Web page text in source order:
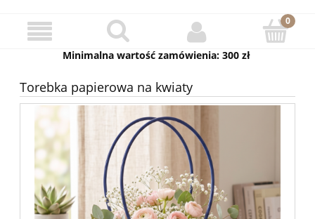
Minimalna wartość zamówienia: 300 zł
Torebka papierowa na kwiaty